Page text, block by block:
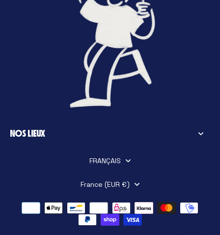
NOS LIEUX
FRANÇAIS
France (EUR €)